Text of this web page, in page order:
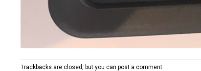
Trackbacks are closed, but you can post a comment